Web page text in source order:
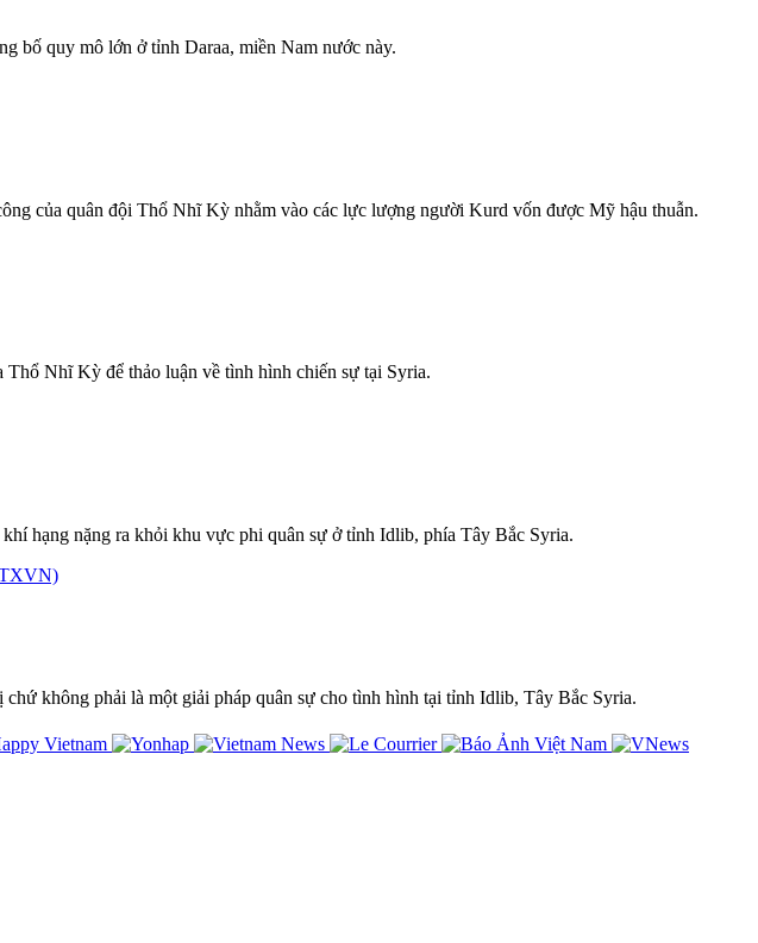
bố quy mô lớn ở tỉnh Daraa, miền Nam nước này.
của quân đội Thổ Nhĩ Kỳ nhằm vào các lực lượng người Kurd vốn được Mỹ hậu thuẫn.
Nhĩ Kỳ để thảo luận về tình hình chiến sự tại Syria.
hạng nặng ra khỏi khu vực phi quân sự ở tỉnh Idlib, phía Tây Bắc Syria.
không phải là một giải pháp quân sự cho tình hình tại tỉnh Idlib, Tây Bắc Syria.